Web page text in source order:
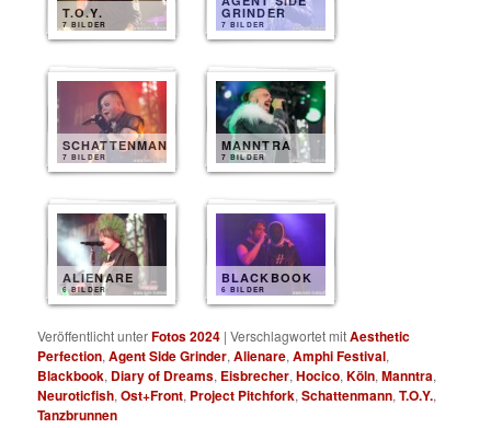
T.O.Y.
7 BILDER
GRINDER
7 BILDER
SCHATTENMANN
7 BILDER
MANNTRA
7 BILDER
ALIENARE
6 BILDER
BLACKBOOK
6 BILDER
Veröffentlicht unterFotos 2024 |Verschlagwortet mitAesthetic
Perfection,Agent Side Grinder,Alienare,Amphi Festival,
Blackbook, Diary of Dreams, Eisbrecher,Hocico,Köln,Manntra,
Neuroticfish,Ost+Front, Project Pitchfork,Schattenmann,T.O.Y.,
Tanzbrunnen